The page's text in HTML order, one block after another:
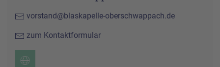
vorstand@blaskapelle-oberschwappach.de
zum Kontaktformular